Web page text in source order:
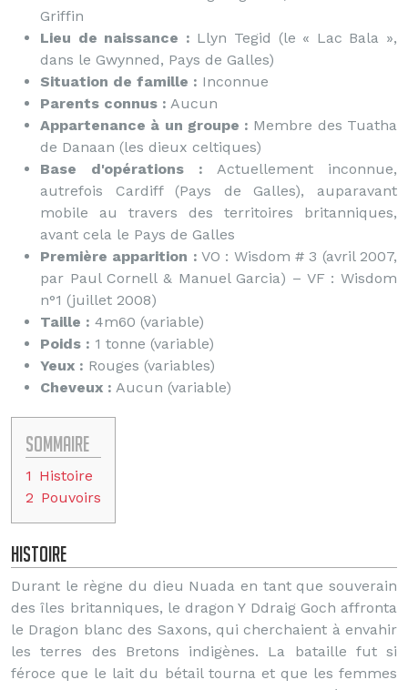
Griffin
Lieu de naissance : Llyn Tegid (le « Lac Bala »,
dans le Gwynned, Pays de Galles)
Situation de famille : Inconnue
Parents connus : Aucun
Appartenance à un groupe : Membre des Tuatha
de Danaan (les dieux celtiques)
Base d'opérations : Actuellement inconnue,
autrefois Cardiff (Pays de Galles), auparavant
mobile au travers des territoires britanniques,
avant cela le Pays de Galles
Première apparition : VO : Wisdom # 3 (avril 2007,
par Paul Cornell & Manuel Garcia) – VF : Wisdom
n°1 (juillet 2008)
Taille : 4m60 (variable)
Poids : 1 tonne (variable)
Yeux : Rouges (variables)
Cheveux : Aucun (variable)
Sommaire
1 Histoire
2 Pouvoirs
Histoire
Durant le règne du dieu Nuada en tant que souverain
des îles britanniques, le dragon Y Ddraig Goch affronta
le Dragon blanc des Saxons, qui cherchaient à envahir
les terres des Bretons indigènes. La bataille fut si
féroce que le lait du bétail tourna et que les femmes